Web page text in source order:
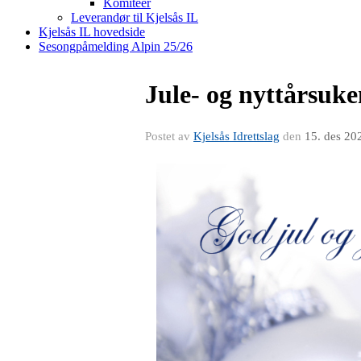
Komiteer
Leverandør til Kjelsås IL
Kjelsås IL hovedside
Sesongpåmelding Alpin 25/26
Jule- og
Postet av Kjelsås Idrettslag den 15. des